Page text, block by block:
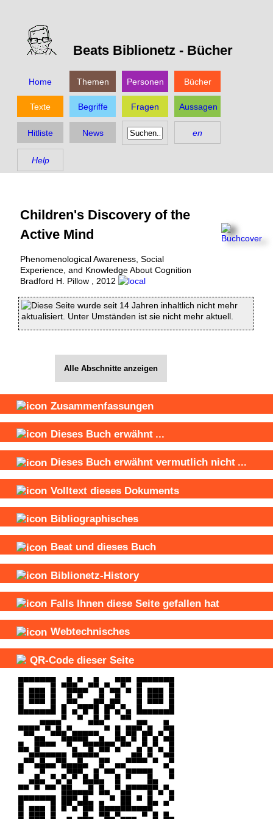
Beats Biblionetz - Bücher
Home Themen Personen Bücher
Texte Begriffe Fragen Aussagen
Hitliste News en
Help
Children's Discovery of the
Active Mind
Phenomenological Awareness, Social
Experience, and Knowledge About Cognition
Bradford H. Pillow
2012
Diese Seite wurde seit 14 Jahren inhaltlich nicht mehr
aktualisiert. Unter Umständen ist sie nicht mehr aktuell.
Alle Abschnitte anzeigen
Zusammenfassungen
Dieses Buch erwähnt ...
Dieses Buch erwähnt vermutlich nicht ...
Volltext dieses Dokuments
Bibliographisches
Beat und dieses Buch
Biblionetz-History
Falls Ihnen diese Seite gefallen hat
Webtechnisches
QR-Code dieser Seite